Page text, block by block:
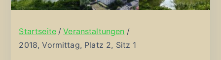
Startseite
Veranstaltungen
2018, Vormittag, Platz 2, Sitz 1